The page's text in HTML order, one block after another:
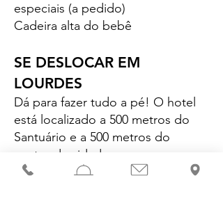
especiais (a pedido)
Cadeira alta do bebê
SE DESLOCAR EM
LOURDES
Dá para fazer tudo a pé! O hotel
está localizado a 500 metros do
Santuário e a 500 metros do
centro da cidade.